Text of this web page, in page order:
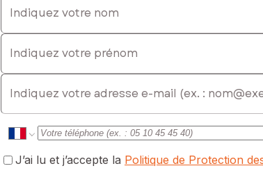
Indiquez votre prénom
E-mail
J’ai lu et j’accepte la Politique de Protection